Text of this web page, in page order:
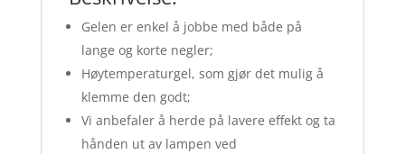
Gelen er enkel å jobbe med både på
lange og korte negler;
Høytemperaturgel, som gjør det mulig å
klemme den godt;
Vi anbefaler å herde på lavere effekt og ta
hånden ut av lampen ved